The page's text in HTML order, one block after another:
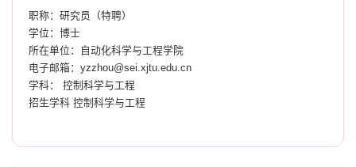
职称：研究员（特聘）
学位：博士
所在单位：自动化科学与工程学院
电子邮箱： yzzhou@sei.xjtu.edu.cn
学科： 控制科学与工程
招生学科 控制科学与工程